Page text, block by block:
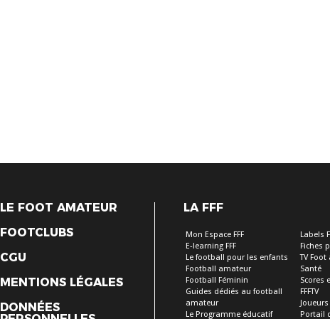
LE FOOT AMATEUR
FOOTCLUBS
CGU
MENTIONS LÉGALES
DONNÉES
LA FFF
Mon Espace FFF
E-learning FFF
Le football pour les enfants
Football amateur
Football Féminin
Guides dédiés au football
amateur
Le Programme éducatif
Labels
Fiches
TV
Santé
Scores
FFFTV
Joueurs
Portail